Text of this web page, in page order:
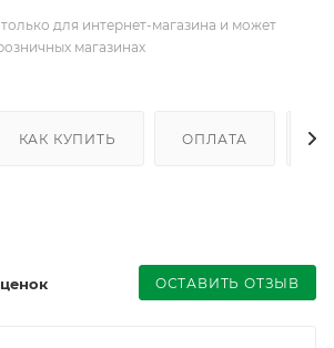
для интернет-магазина и может
магазинах
КАК КУПИТЬ ОПЛАТА
ОСТАВИТЬ ОТЗЫВ